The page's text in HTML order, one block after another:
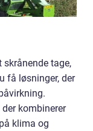
tage,
få løsninger, der
kombinerer
klima og